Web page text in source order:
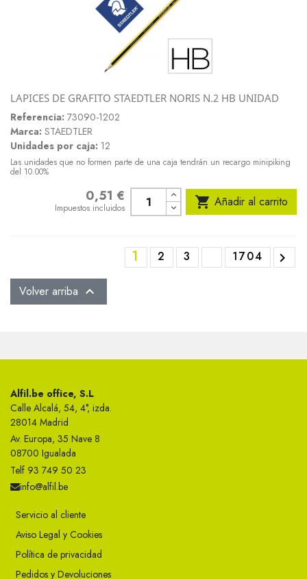
LAPICES DE GRAFITO STAEDTLER NORIS N.2 HB UNIDAD
Referencia: 73090-1202
Marca: STAEDTLER
Unidades por caja: 12
Las unidades que no formen parte de una caja tendrán un recargo minipiking
del 10.00%
0,51 €
Impuestos incluidos  Añadir al carrito
1 2 3 1704 
Volver arriba 
Alfil.be office, S.L
Calle Alcalá, 54, 4°, izda.
28014 Madrid
Av. Europa, 35 Nave 8
08700 Igualada
Telf 93 749 50 23
info@alfil.be
Servicio al cliente
Aviso Legal y Cookies
Política de privacidad
Pedidos y Devoluciones